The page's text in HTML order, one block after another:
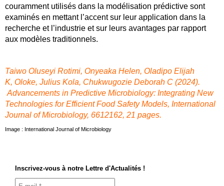
couramment utilisés dans la modélisation prédictive sont
examinés en mettant l’accent sur leur application dans la
recherche et l’industrie et sur leurs avantages par rapport
aux modèles traditionnels.
Taiwo Oluseyi Rotimi, Onyeaka Helen, Oladipo Elijah
K, Oloke, Julius Kola, Chukwugozie Deborah C (2024).
Advancements in Predictive Microbiology: Integrating New
Technologies for Efficient Food Safety Models, International
Journal of Microbiology, 6612162, 21 pages.
Image : International Journal of Microbiology
Inscrivez-vous à notre Lettre d'Actualités !